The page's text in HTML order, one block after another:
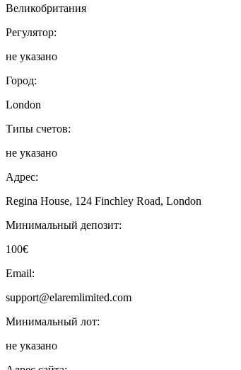
Великобритания
Регулятор:
не указано
Город:
London
Типы счетов:
не указано
Адрес:
Regina House, 124 Finchley Road, London
Минимальный депозит:
100€
Email:
support@elaremlimited.com
Минимальный лот:
не указано